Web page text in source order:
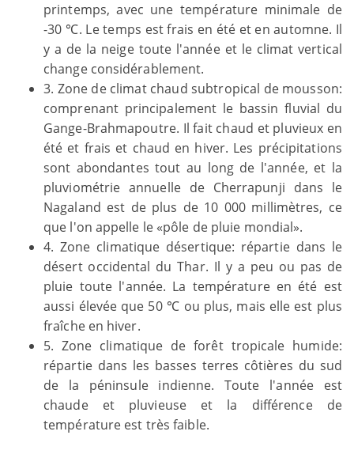
printemps, avec une température minimale de
-30 ℃. Le temps est frais en été et en automne. Il
y a de la neige toute l'année et le climat vertical
change considérablement.
3. Zone de climat chaud subtropical de mousson:
comprenant principalement le bassin fluvial du
Gange-Brahmapoutre. Il fait chaud et pluvieux en
été et frais et chaud en hiver. Les précipitations
sont abondantes tout au long de l'année, et la
pluviométrie annuelle de Cherrapunji dans le
Nagaland est de plus de 10 000 millimètres, ce
que l'on appelle le «pôle de pluie mondial».
4. Zone climatique désertique: répartie dans le
désert occidental du Thar. Il y a peu ou pas de
pluie toute l'année. La température en été est
aussi élevée que 50 ℃ ou plus, mais elle est plus
fraîche en hiver.
5. Zone climatique de forêt tropicale humide:
répartie dans les basses terres côtières du sud
de la péninsule indienne. Toute l'année est
chaude et pluvieuse et la différence de
température est très faible.